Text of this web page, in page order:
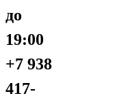
до
19:00
+7 938
417-